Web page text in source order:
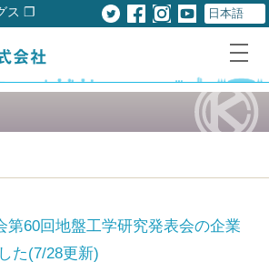
ス ❐
第60回地盤工学研究発表会の企業
た(7/28更新)